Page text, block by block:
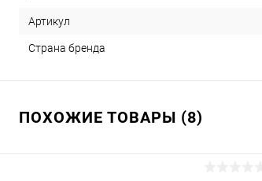
Артикул
Страна бренда
ПОХОЖИЕ ТОВАРЫ (8)